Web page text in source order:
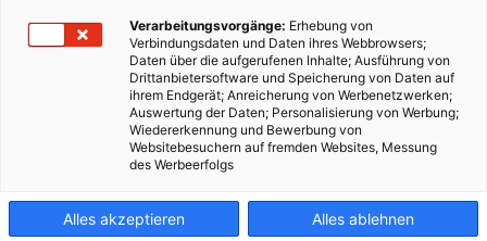
Verarbeitungsvorgänge: Erhebung von
Verbindungsdaten und Daten ihres Webbrowsers;
Daten über die aufgerufenen Inhalte; Ausführung von
Drittanbietersoftware und Speicherung von Daten auf
ihrem Endgerät; Anreicherung von Werbenetzwerken;
Auswertung der Daten; Personalisierung von Werbung;
Wiedererkennung und Bewerbung von
Websitebesuchern auf fremden Websites, Messung
des Werbeerfolgs
Alles akzeptieren Alles ablehnen